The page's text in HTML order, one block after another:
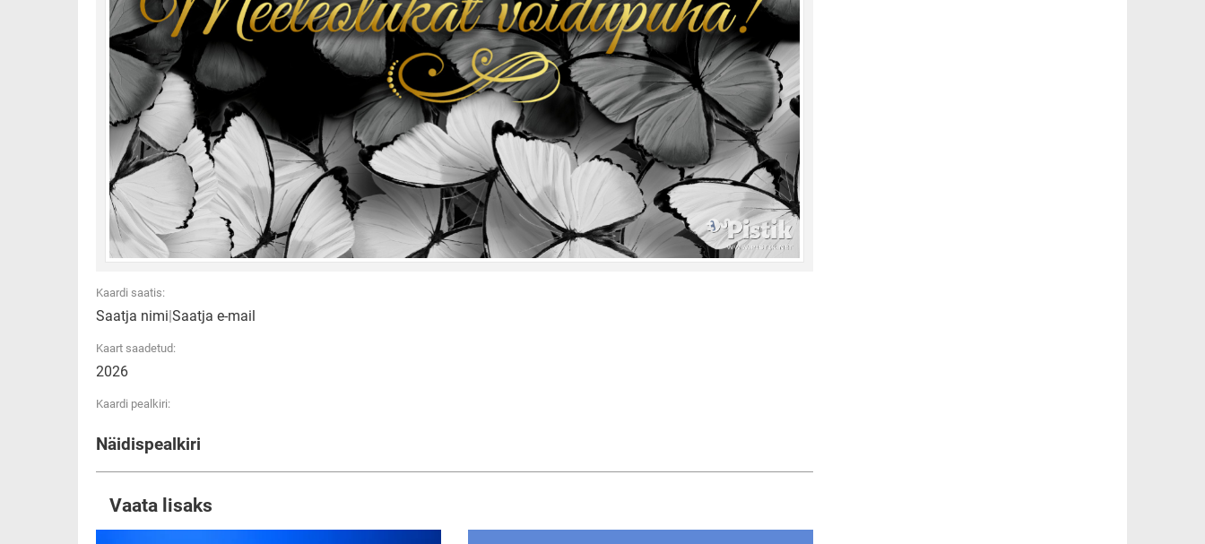
Kaardi saatis:
Saatja nimi|Saatja e-mail
Kaart saadetud:
2026
Kaardi pealkiri:
Näidispealkiri
Vaata lisaks